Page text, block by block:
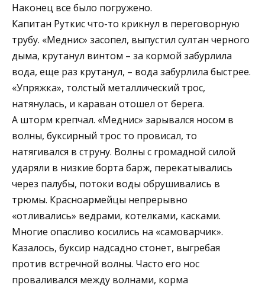
Наконец все было погружено.
Капитан Руткис что-то крикнул в переговорную
трубу. «Меднис» засопел, выпустил султан черного
дыма, крутанул винтом – за кормой забурлила
вода, еще раз крутанул, – вода забурлила быстрее.
«Упряжка», толстый металлический трос,
натянулась, и караван отошел от берега.
А шторм крепчал. «Меднис» зарывался носом в
волны, буксирный трос то провисал, то
натягивался в струну. Волны с громадной силой
ударяли в низкие борта барж, перекатывались
через палубы, потоки воды обрушивались в
трюмы. Красноармейцы непрерывно
«отливались» ведрами, котелками, касками.
Многие опасливо косились на «самоварчик».
Казалось, буксир надсадно стонет, выгребая
против встречной волны. Часто его нос
проваливался между волнами, корма